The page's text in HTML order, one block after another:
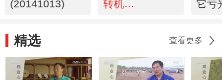
(20141013)
转机
它亏
精选 查看更多